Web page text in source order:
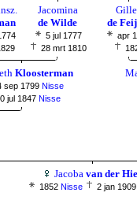
Jacomina
de Wilde
5 jul 1777
28 mrt 1810
de
apr
Kloosterman
sep 1799 Nisse
jul 1847 Nisse
Jacoba van der
1852 Nisse 2 jan 1909